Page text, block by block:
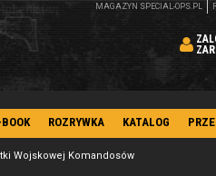
MAGAZYN SPECIAL-OPS.PL
ROZRYWKA KATALOG
Wojskowej Komandosów